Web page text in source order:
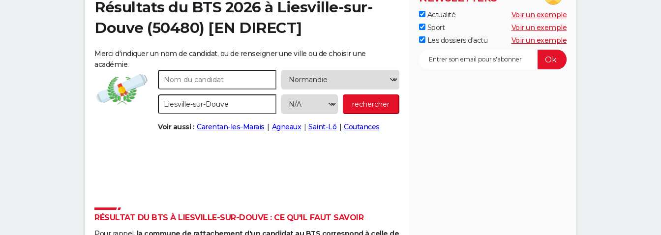
Résultats du BTS 2026 à Liesville-sur-
Douve (50480) [EN DIRECT]
Merci d'indiquer un nom de candidat, ou de renseigner une ville ou de choisir une
académie.
Voir aussi : Carentan-les-Marais Agneaux Saint-Lô Coutances
RÉSULTAT DU BTS À LIESVILLE-SUR-DOUVE : CE QU'IL FAUT SAVOIR
Actualité
Voir un exemple
Sport
Voir un exemple
Les dossiers d'actu
Voir un exemple